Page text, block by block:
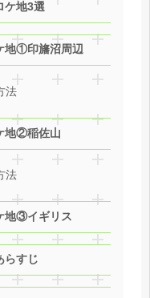
ケ地3選
地①印旛沼周辺
法
地②稲佐山
法
地③イギリス
らすじ